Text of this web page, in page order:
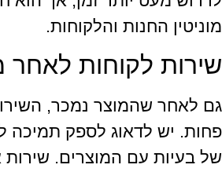
מוניטין החנות והלקוחות.
שירות לקוחות לאחר
גם לאחר שהמוצר נמכר,
פחות. יש לדאוג לספק תמיכה
של בעיות עם המוצרים. שירות